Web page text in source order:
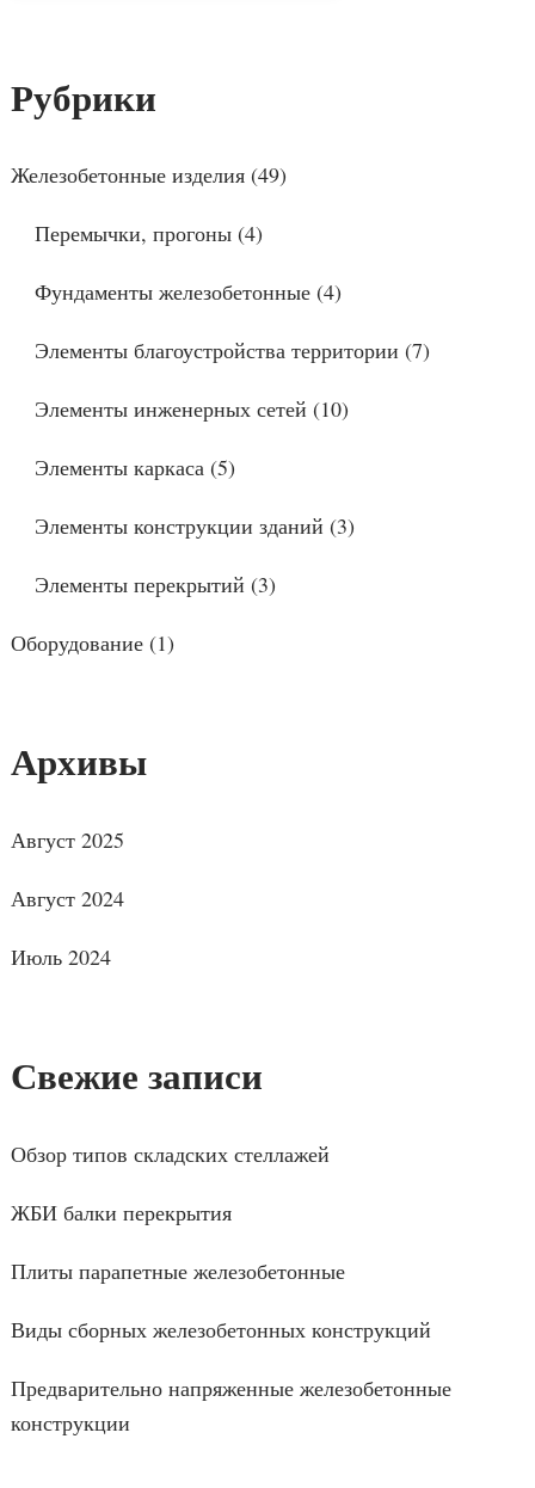
Рубрики
Железобетонные изделия(49)
Перемычки, прогоны(4)
Фундаменты железобетонные(4)
Элементы благоустройства территории (7)
Элементы инженерных сетей (10)
Элементы каркаса(5)
Элементы конструкции зданий (3)
Элементы перекрытий (3)
Оборудование(1)
Архивы
Август 2025
Август 2024
Июль 2024
Свежие записи
Обзор типов складских стеллажей
ЖБИ балки перекрытия
Плиты парапетные железобетонные
Виды сборных железобетонных конструкций
Предварительно напряженные железобетонные
конструкции